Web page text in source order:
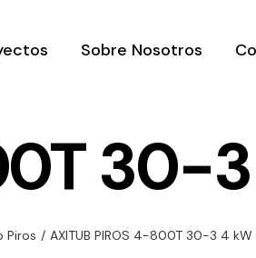
Iluminación
Sobre Nosotros
30-
Piros / AXITUB PIROS 4-800T 30-3 4 kW